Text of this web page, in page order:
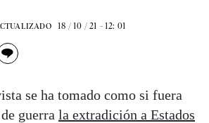
18 / 10 / 21 - 12: 01
se ha tomado como si fuera
guerra la extradición a Estados